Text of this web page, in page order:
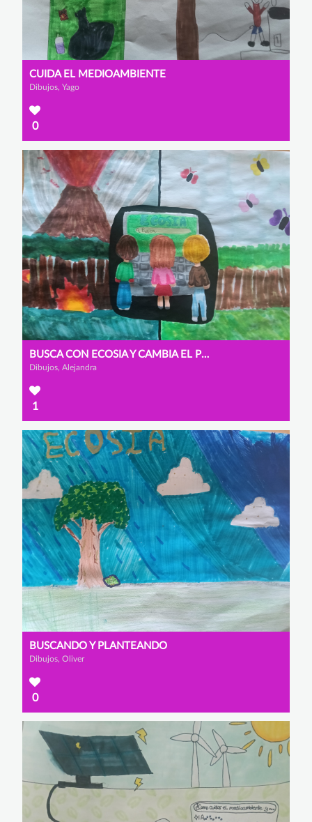
CUIDA EL MEDIOAMBIENTE
Dibujos, Yago
0
BUSCA CON ECOSIA Y CAMBIA EL PLANETA
Dibujos, Alejandra
1
BUSCANDO Y PLANTEANDO
Dibujos, Oliver
0